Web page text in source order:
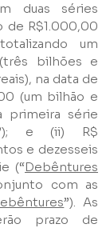
duas séries
de R$1.000,00
um
bilhões e
na data de
(um bilhão e
primeira série
e (ii) R$
e dezesseis
(“Debêntures
com as
”). As
prazo de